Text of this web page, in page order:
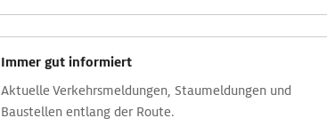
Immer gut informiert
Aktuelle Verkehrs­meldungen, Stau­meldungen und
Baustellen entlang der Route.